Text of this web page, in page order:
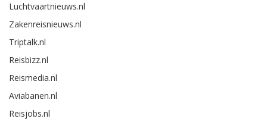
Luchtvaartnieuws.nl
Zakenreisnieuws.nl
Triptalk.nl
Reisbizz.nl
Reismedia.nl
Aviabanen.nl
Reisjobs.nl